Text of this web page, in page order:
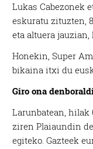
Lukas Cabezonek
eskuratu zituzten,
eta altuera
Honekin, Super
bikaina itxi du
Giro ona
Larunbatean, hilak
ziren Plaiaundin
egiteko. Gazteek